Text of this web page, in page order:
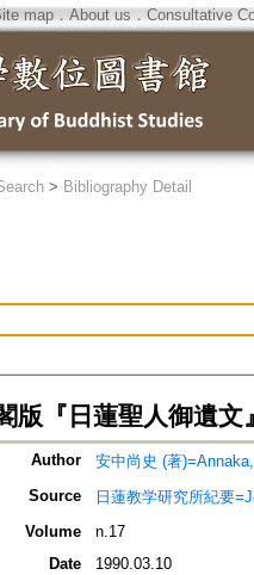
map．About us ． Consultative
> Bibliography Detail
版『日蓮聖人御遺
Author
安中尚史 (著
Source
日蓮教学研究所紀要
Volume
n.17
Date
1990.03.10